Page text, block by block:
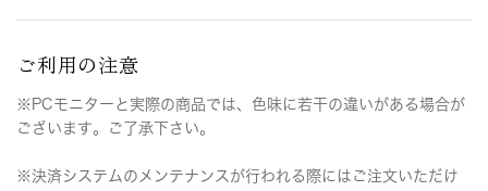
ご利用の注意
※PCモニターと実際の商品では、色味に若干の違いがある場合が
ございます。ご了承下さい。
※決済システムのメンテナンスが行われる際にはご注文いただけ